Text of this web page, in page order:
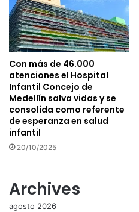
Con más de 46.000
atenciones el Hospital
Infantil Concejo de
Medellín salva vidas y se
consolida como referente
de esperanza en salud
infantil
20/10/2025
Archives
agosto 2026